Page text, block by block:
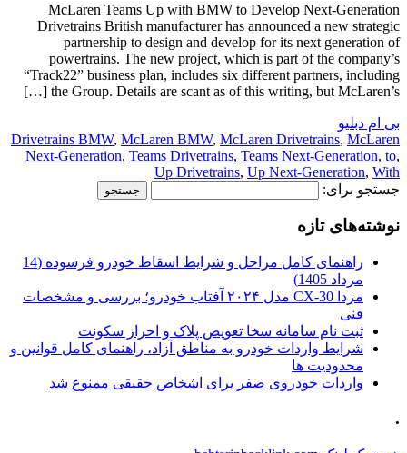
McLaren Teams Up with BMW to Develop Next-Generation
Drivetrains British manufacturer has announced a new strategic
partnership to design and develop for its next generation of
powertrains. The new project, which is part of the company’s
“Track22” business plan, includes six different partners, including
the Group. Details are scant as of this writing, but McLaren’s […]
بی ام دبلیو
Drivetrains BMW, McLaren BMW, McLaren Drivetrains, McLaren
Next-Generation, Teams Drivetrains, Teams Next-Generation, to,
Up Drivetrains, Up Next-Generation, With
جستجو برای:
نوشته‌های تازه
راهنمای کامل مراحل و شرایط اسقاط خودرو فرسوده (14
مرداد 1405)
مزدا CX-30 مدل ۲۰۲۴ آفتاب خودرو؛ بررسی و مشخصات
فنی
ثبت نام سامانه سخا تعویض پلاک و احراز سکونت
شرایط واردات خودرو به مناطق آزاد، راهنمای کامل قوانین و
محدودیت ها
واردات خودروی صفر برای اشخاص حقیقی ممنوع شد
.